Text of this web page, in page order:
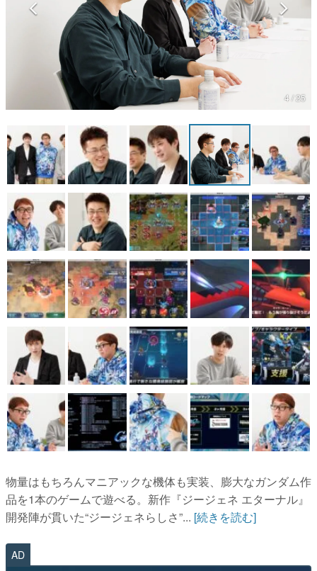
カテゴリ
特集記事
アプリレビュー
その他
電ファミニコゲーマーとは？
運営：株式会社マレ
4 / 25
物量はもちろんマニアックな機体も実装、膨大なガンダム作
品を1本のゲームで遊べる。新作『ジージェネ エターナル』
開発陣が貫いた“ジージェネらしさ”... [続きを読む]
AD